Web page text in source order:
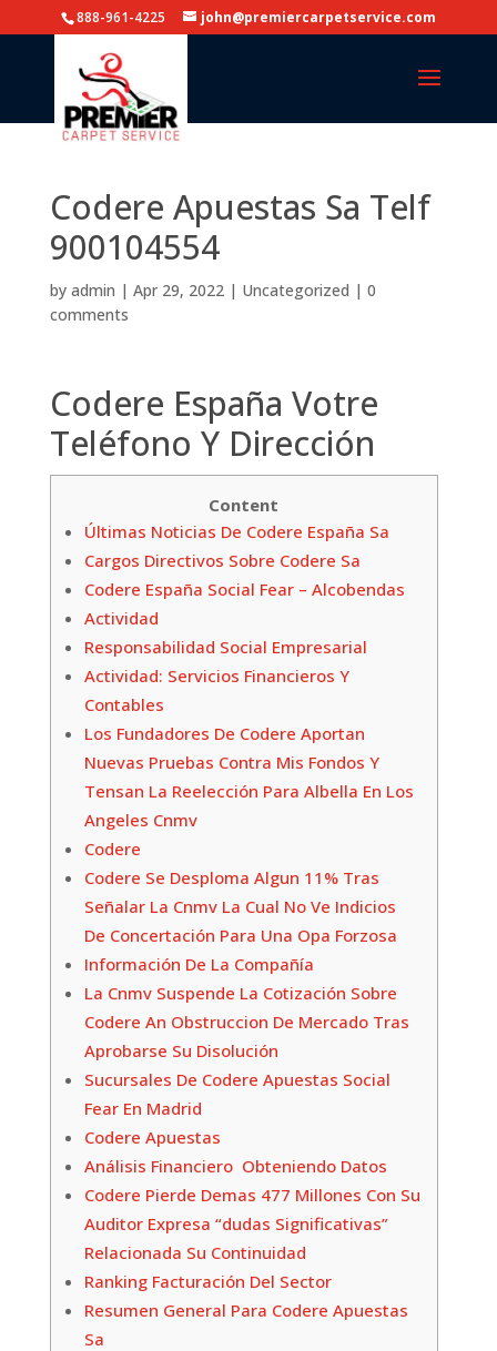
888-961-4225 john@premiercarpetservice.com
Codere Apuestas Sa Telf
900104554
by admin | Apr 29, 2022| Uncategorized | 0
comments
Codere España Votre
Teléfono Y Dirección
Content
Últimas Noticias De Codere España Sa
Cargos Directivos Sobre Codere Sa
Codere España Social Fear – Alcobendas
Actividad
Responsabilidad Social Empresarial
Actividad: Servicios Financieros Y
Contables
Los Fundadores De Codere Aportan
Nuevas Pruebas Contra Mis Fondos Y
Tensan La Reelección Para Albella En Los
Angeles Cnmv
Codere
Codere Se Desploma Algun 11% Tras
Señalar La Cnmv La Cual No Ve Indicios
De Concertación Para Una Opa Forzosa
Información De La Compañía
La Cnmv Suspende La Cotización Sobre
Codere An Obstruccion De Mercado Tras
Aprobarse Su Disolución
Sucursales De Codere Apuestas Social
Fear En Madrid
Codere Apuestas
Análisis Financiero Obteniendo Datos
Codere Pierde Demas 477 Millones Con Su
Auditor Expresa “dudas Significativas”
Relacionada Su Continuidad
Ranking Facturación Del Sector
Resumen General Para Codere Apuestas
Sa